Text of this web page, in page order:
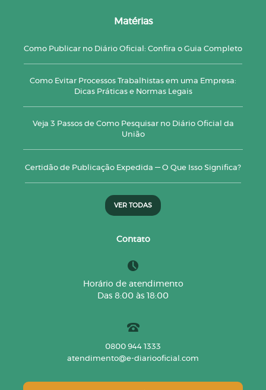
Matérias
Como Publicar no Diário Oficial: Confira o Guia Completo
Como Evitar Processos Trabalhistas em uma Empresa:
Dicas Práticas e Normas Legais
Veja 3 Passos de Como Pesquisar no Diário Oficial da
União
Certidão de Publicação Expedida — O Que Isso Significa?
VER TODAS
Contato
Horário de atendimento
Das 8:00 às 18:00
0800 944 1333
atendimento@e-diariooficial.com